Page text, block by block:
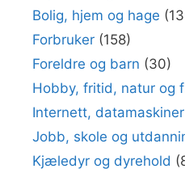
Bolig, hjem og hage
Forbruker (158)
Foreldre og barn (30)
Hobby, fritid, natur og
Internett,
Jobb, skole og
Kjæledyr og dyrehold